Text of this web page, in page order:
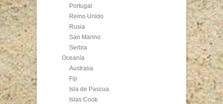
Portugal
Reino Unido
Rusia
San Marino
Serbia
Oceanía
Australia
Fiji
Isla de Pascua
Islas Cook